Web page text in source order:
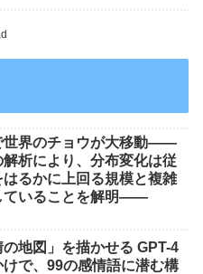
世界のチョウが大移動――
析により、分布変化は従
はるかに上回る規模と複雑
ていることを解明――
地図」を描かせる GPT-4
けで、99の感情語に潜む構